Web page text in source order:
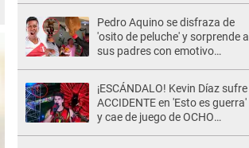
Pedro Aquino se disfraza de
'osito de peluche' y sorprende a
sus padres con emotivo
¡ESCÁNDALO! Kevin Díaz sufre
ACCIDENTE en 'Esto es guerra'
y cae de juego de OCHO